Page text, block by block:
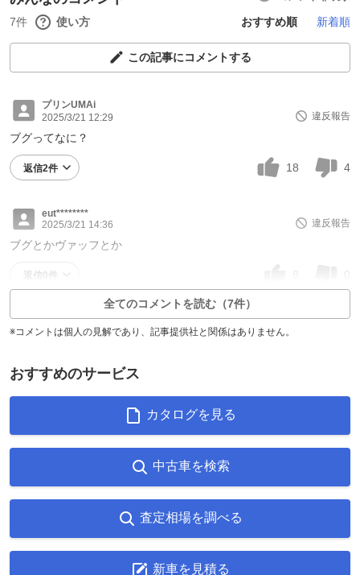
7件 使い方 おすすめ順 新着順
この記事にコメントする
プリンUMAi
2025/3/21 12:29
違反報告
ブグってなに？
返信2件 18 4
eut********
2025/3/21 14:36
違反報告
ブグとかヴァッフとか
返信0件
全てのコメントを読む（7件）
※コメントは個人の見解であり、記事提供社と関係はありません。
おすすめのサービス
カタログを見る
中古車を検索
査定相場を調べる
新車を見積る